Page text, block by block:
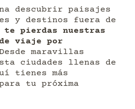
descubrir paisajes
y destinos fuera de
te pierdas nuestras
viaje por
maravillas
ciudades llenas de
tienes más
tu próxima